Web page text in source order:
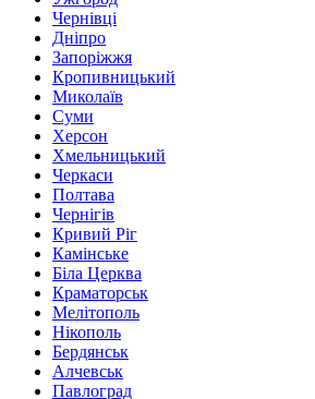
Чернівці
Дніпро
Запоріжжя
Кропивницький
Миколаїв
Суми
Херсон
Хмельницький
Черкаси
Полтава
Чернігів
Кривий Ріг
Камінське
Біла Церква
Краматорськ
Мелітополь
Нікополь
Бердянськ
Алчевськ
Павлоград